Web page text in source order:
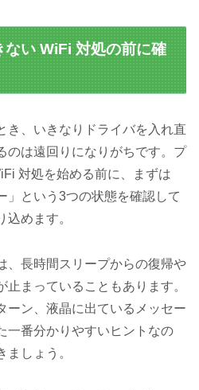
ない WiFi 対処の前に確
き、いきなりドライバを入れ直
のは遠回りになりがちです。プ
対処を始める前に、まずは
」という3つの状態を確認して
めます。
、長時間スリープからの復帰や
まっていることもあります。
ーン、液晶に出ているメッセー
一番分かりやすいヒントなの
しょう。